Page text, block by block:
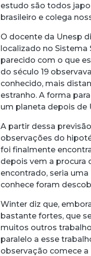
estudo são todos
brasileiro e colega
O docente da Unesp
localizado no Sistema
parecido com o que
do século 19
conhecido, mais
estranho. A forma
um planeta depois de
A partir dessa
observações do
foi finalmente
depois vem a procura
encontrado, seria
conhece foram
Winter diz que,
bastante fortes, que
muitos outros
paralelo a esse
observação comece